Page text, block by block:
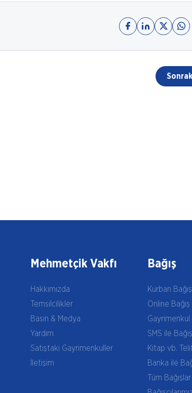
Mehmetçik Vakfı
Hakkımızda
Temsilcilikler
Basın & Medya
Yardım
Satıştaki Gayrimenkuller
İletişim
Bağış
Kurban
Online Bağış
Gayrimenkul
SMS ile Bağış
Kitap vb.
Banka ile
Tüm Bağışlar